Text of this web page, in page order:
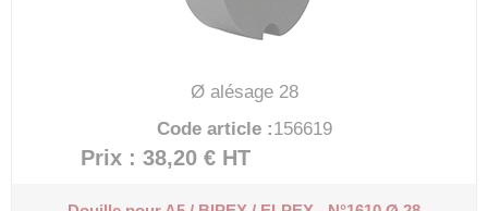
Ø alésage 28
Code article :156619
Prix : 38,20 € HT